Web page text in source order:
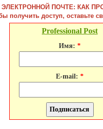
ЭЛЕКТРОННОЙ ПОЧТЕ: КАК
получить доступ, оставьте
Professional Post
Имя: *
E-mail: *